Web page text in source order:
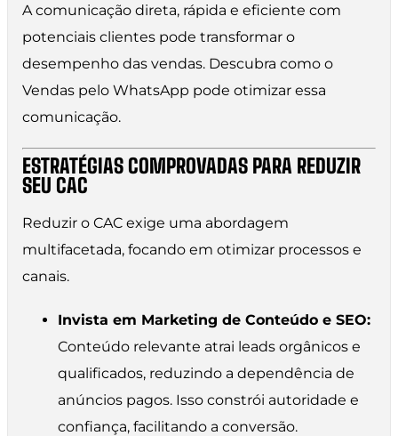
A comunicação direta, rápida e eficiente com
potenciais clientes pode transformar o
desempenho das vendas. Descubra como o
Vendas pelo WhatsApp pode otimizar essa
comunicação.
ESTRATÉGIAS COMPROVADAS PARA REDUZIR
SEU CAC
Reduzir o CAC exige uma abordagem
multifacetada, focando em otimizar processos e
canais.
Invista em Marketing de Conteúdo e SEO:
Conteúdo relevante atrai leads orgânicos e
qualificados, reduzindo a dependência de
anúncios pagos. Isso constrói autoridade e
confiança, facilitando a conversão.